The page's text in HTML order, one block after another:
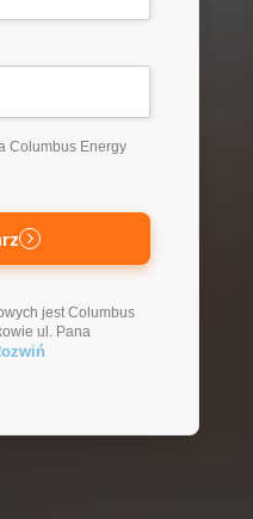
Columbus Energy
jest Columbus
ul. Pana